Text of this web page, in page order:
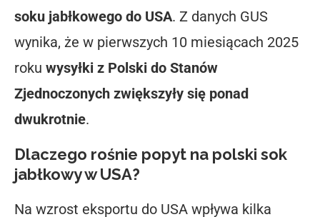
soku jabłkowego do USA. Z danych GUS
wynika, że w pierwszych 10 miesiącach 2025
roku wysyłki z Polski do Stanów
Zjednoczonych zwiększyły się ponad
dwukrotnie.
Dlaczego rośnie popyt na polski sok
jabłkowy w USA?
Na wzrost eksportu do USA wpływa kilka